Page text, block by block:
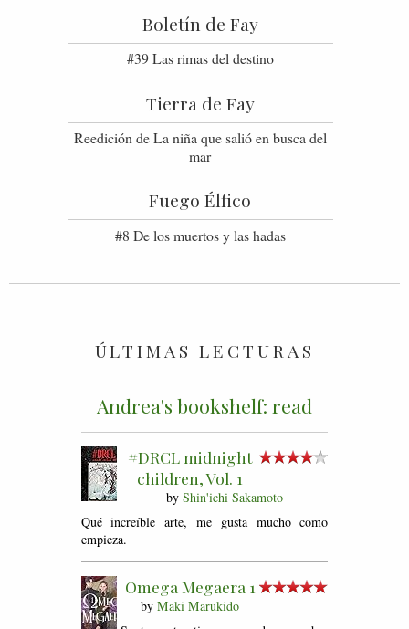
Boletín de Fay
#39 Las rimas del destino
Tierra de Fay
Reedición de La niña que salió en busca del
mar
Fuego Élfico
#8 De los muertos y las hadas
ÚLTIMAS LECTURAS
Andrea's bookshelf: read
#DRCL midnight
children, Vol. 1
by Shin'ichi Sakamoto
Qué increíble arte, me gusta mucho como
empieza.
Omega Megaera 1
by Maki Marukido